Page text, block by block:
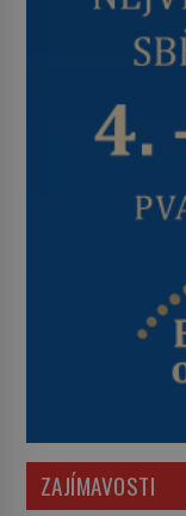
ZAJÍMAVOSTI